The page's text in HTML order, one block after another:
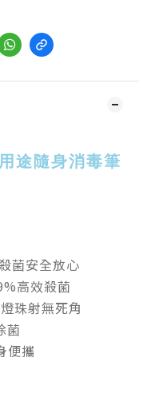
途隨身消毒筆
菌安全放心
高效殺菌
珠射無死角
菌
便攜